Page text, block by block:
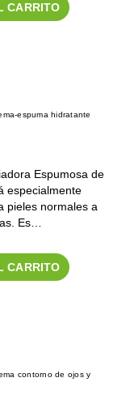
CARRITO
espuma hidratante
Espumosa de
especialmente
pieles normales a
Es…
CARRITO
contorno de ojos y